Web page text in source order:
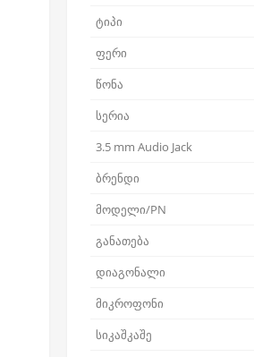
ტიპი
ფერი
წონა
სერია
3.5 mm Audio Jack
ბრენდი
მოდელი/PN
განათება
დიაგონალი
მიკროფონი
სიკაშკაშე